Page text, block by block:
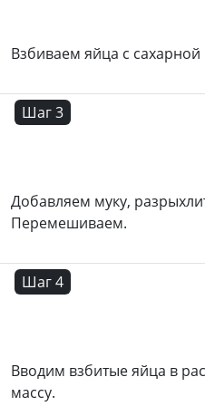
Взбиваем яйца с сахарной
Шаг 3
Добавляем муку,
Перемешиваем.
Шаг 4
Вводим взбитые яйца в
массу.